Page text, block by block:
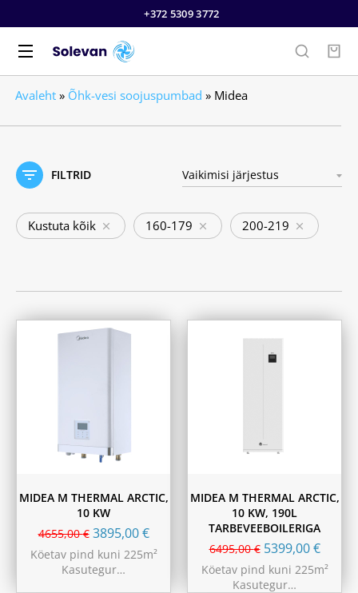
+372 5309 3772
Avaleht » Õhk-vesi soojuspumbad » Midea
FILTRID
Kustuta kõik 160-179 200-219
MIDEA M THERMAL ARCTIC,
10 KW
4655,00€ 3895,00€
Köetav pind kuni 225m²
Kasutegur…
MIDEA M THERMAL ARCTIC,
10 KW, 190L
TARBEVEEBOILERIGA
6495,00€ 5399,00€
Köetav pind kuni 225m²
Kasutegur…